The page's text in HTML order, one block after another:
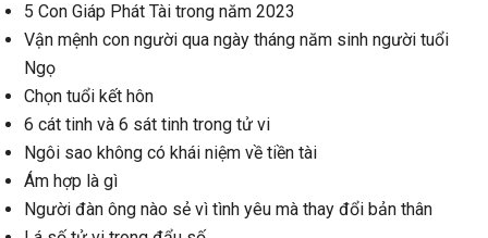
5 Con Giáp Phát Tài trong năm 2023
Vận mệnh con người qua ngày tháng năm sinh người tuổi
Ngọ
Chọn tuổi kết hôn
6 cát tinh và 6 sát tinh trong tử vi
Ngôi sao không có khái niệm về tiền tài
Ám hợp là gì
Người đàn ông nào sẻ vì tình yêu mà thay đổi bản thân